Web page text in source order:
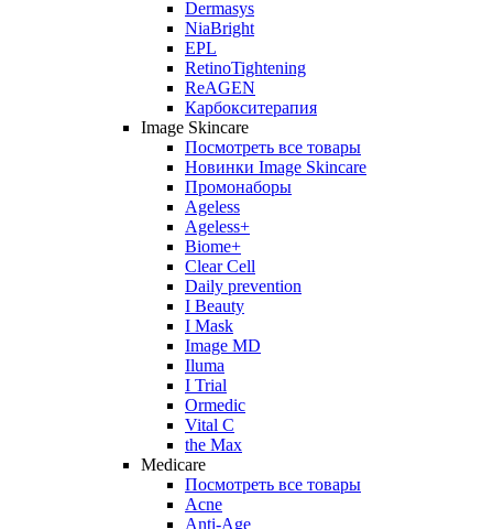
Dermasys
NiaBright
EPL
RetinoTightening
ReAGEN
Карбокситерапия
Image Skincare
Посмотреть все товары
Новинки Image Skincare
Промонаборы
Ageless
Ageless+
Biome+
Clear Cell
Daily prevention
I Beauty
I Mask
Image MD
Iluma
I Trial
Ormedic
Vital C
the Max
Medicare
Посмотреть все товары
Acne
Anti‑Age